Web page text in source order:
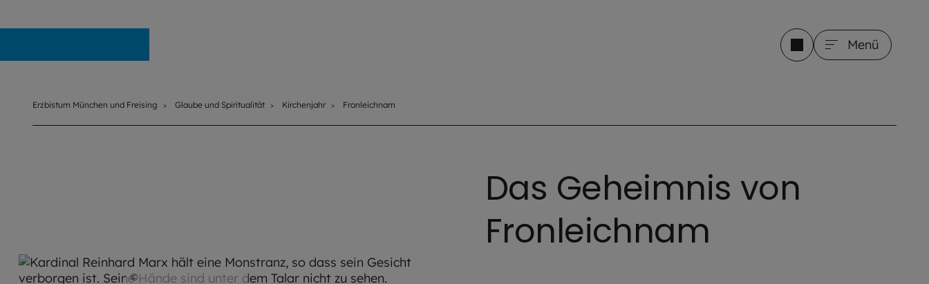
Menü
Erzbistum München und Freising Glaube und Spiritualität Kirchenjahr Fronleichnam
© Robert Kiderle / EOM
Das Geheimnis von
Fronleichnam